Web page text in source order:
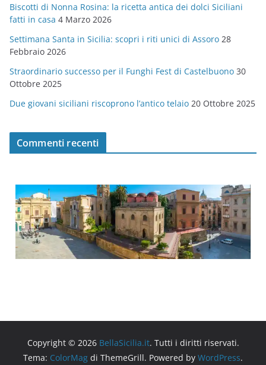
i
e
Biscotti di Nonna Rosina: la ricetta antica dei dolci Siciliani
fatti in casa 4 Marzo 2026
Settimana Santa in Sicilia: scopri i riti unici di Assoro 28
Febbraio 2026
Straordinario successo per il Funghi Fest di Castelbuono 30
Ottobre 2025
Due giovani siciliani riscoprono l’antico telaio 20 Ottobre 2025
Commenti recenti
Copyright © 2026 BellaSicilia.it. Tutti i diritti riservati.
Tema: ColorMag di ThemeGrill. Powered by WordPress.